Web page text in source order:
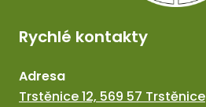
Rychlé kontakty
Adresa
Trstěnice 12, 569 57 Trstěnice